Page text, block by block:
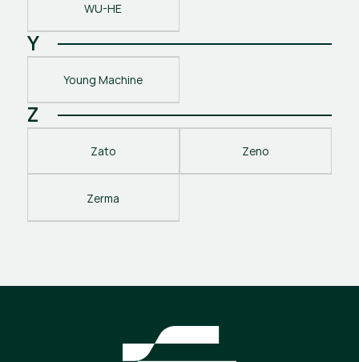
WU-HE
Y
Young Machine
Z
Zato Zeno
Zerma